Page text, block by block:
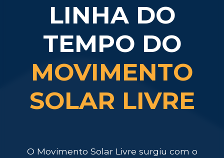
LINHA DO
TEMPO DO
MOVIMENTO
SOLAR LIVRE
O Movimento Solar Livre surgiu com o